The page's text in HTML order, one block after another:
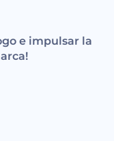
e impulsar la